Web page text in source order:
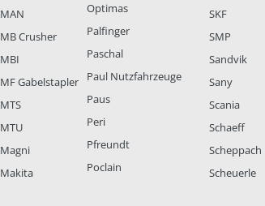
MAN
MB Crusher
MBI
MF Gabelstapler
MTS
MTU
Magni
Makita
Optimas
Palfinger
Paschal
Paul Nutzfahrzeuge
Paus
Peri
Pfreundt
Poclain
SKF
SMP
Sandvik
Sany
Scania
Schaeff
Scheppach
Scheuerle